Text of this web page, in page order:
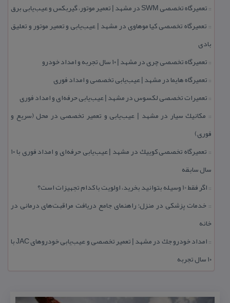
:: تعمیرگاه تخصصی SWM در مشهد | تعمیر موتور، گیربكس و عیب‌یابی برق
:: تعمیرگاه تخصصی كیا موهاوی در مشهد | عیب‌یابی و تعمیر موتور و تعلیق
بادی
:: تعمیرگاه تخصصی چری در مشهد | ۱۰ سال تجربه و امداد خودرو
:: تعمیرگاه هایما در مشهد | عیب‌یابی تخصصی و امداد فوری
:: تعمیرات تخصصی لكسوس در مشهد | عیب‌یابی حرفه‌ای و امداد فوری
:: مكانیك سیار در مشهد | عیب‌یابی و تعمیر تخصصی در محل (سریع و
فوری)
::
تعمیرگاه تخصصی كوییك در مشهد | عیب‌یابی حرفه‌ای و امداد فوری با ۱۰
سال سابقه
:: اگر فقط 10 وسیله بتوانید بخرید، اولویت با كدام تجهیزات است؟
:: خدمات پزشكی در منزل؛ راهنمای جامع دریافت مراقبت‌های درمانی در
خانه
::
امداد خودرو جك در مشهد | تعمیر تخصصی و عیب‌یابی خودروهای JAC با
۱۰ سال تجربه